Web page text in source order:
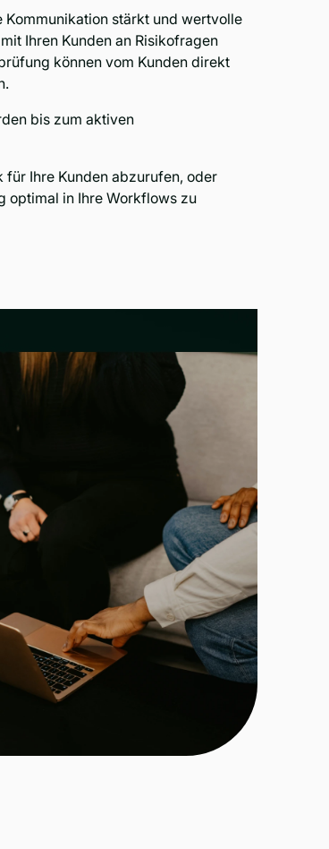
stärkt und wertvolle
Ihren Kunden an Risikofragen
können vom Kunden direkt
bis zum aktiven
für Ihre Kunden abzurufen, oder
optimal in Ihre Workflows zu